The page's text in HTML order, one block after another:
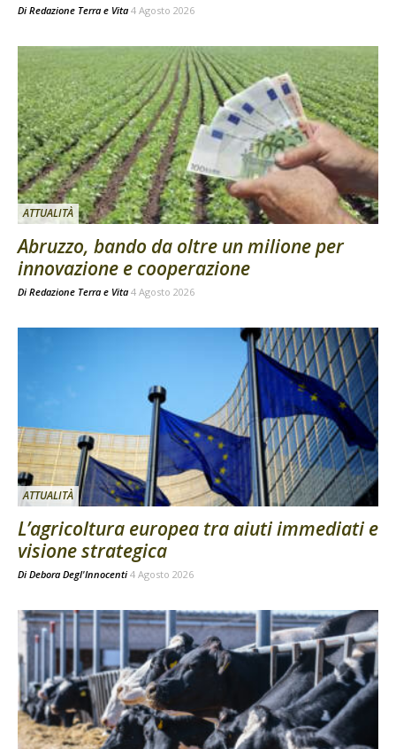
Di Redazione Terra e Vita 4 Agosto 2026
ATTUALITÀ
Abruzzo, bando da oltre un milione per
innovazione e cooperazione
Di Redazione Terra e Vita 4 Agosto 2026
ATTUALITÀ
L’agricoltura europea tra aiuti immediati e
visione strategica
Di Debora Degl'Innocenti 4 Agosto 2026